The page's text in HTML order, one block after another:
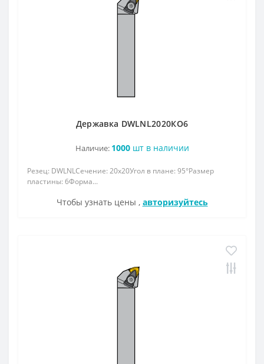
Державка DWLNL2020КО6
Наличие: 1000шт в наличии
Резец: DWLNLСечение: 20x20Угол в плане: 95°Размер
пластины: 6Форма...
Чтобы узнать цены , авторизуйтесь